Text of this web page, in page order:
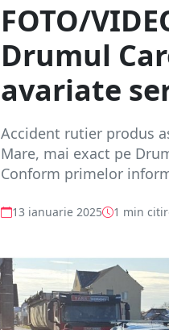
FOTO/
Drumul
avariate
Accident rutier produs
Mare, mai exact pe
Conform primelor
13 ianuarie 2025 1 min